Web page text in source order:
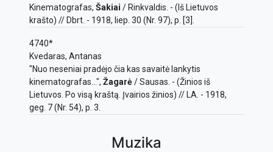
Kinematografas, Šakiai / Rinkvaldis. - (Iš Lietuvos
krašto) // Dbrt. - 1918, liep. 30 (Nr. 97), p. [3].
4740*
Kvedaras, Antanas
"Nuo neseniai pradėjo čia kas savaitė lankytis
kinematografas...", Žagarė/ Sausas. - (Žinios iš
Lietuvos. Po visą kraštą. Įvairios žinios) // LA. - 1918,
geg. 7 (Nr. 54), p. 3.
Muzika